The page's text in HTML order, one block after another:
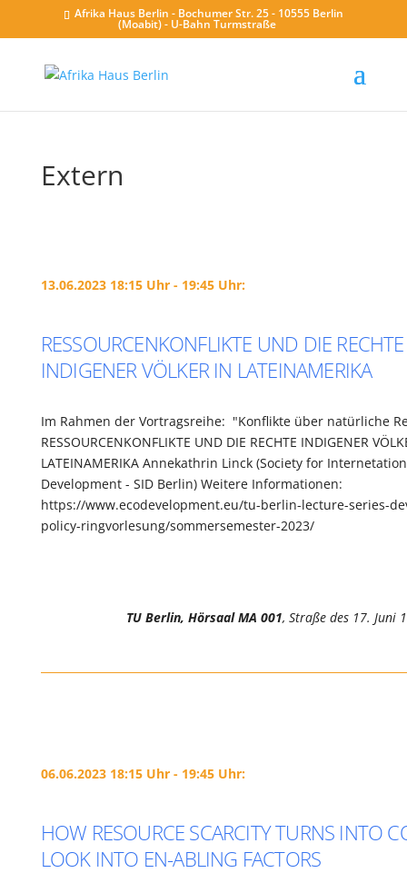
Afrika Haus Berlin - Bochumer Str. 25 - 10555 Berlin
(Moabit) - U-Bahn Turmstraße
Extern
13.06.2023 18:15 Uhr - 19:45 Uhr:
RESSOURCENKONFLIKTE UND DIE RECHTE
INDIGENER VÖLKER IN LATEINAMERIKA
Im Rahmen der Vortragsreihe: "Konflikte über natürliche
RESSOURCENKONFLIKTE UND DIE RECHTE INDIGENER
LATEINAMERIKA Annekathrin Linck (Society for
Development - SID Berlin) Weitere Informationen:
https://www.ecodevelopment.eu/tu-berlin-lecture-series-
policy-ringvorlesung/sommersemester-2023/
TU Berlin, Hörsaal MA 001, Straße des 17. Juni
06.06.2023 18:15 Uhr - 19:45 Uhr:
HOW RESOURCE SCARCITY TURNS INTO
LOOK INTO EN-ABLING FACTORS